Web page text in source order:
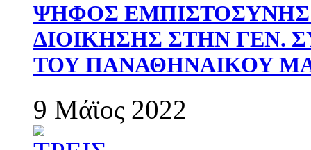
ΨΗΦΟΣ
ΔΙΟΙΚΗΣΗΣ ΣΤΗΝ ΓΕΝ.
ΤΟΥ ΠΑΝΑΘΗΝΑΙΚΟΥ
9 Μάϊος 2022